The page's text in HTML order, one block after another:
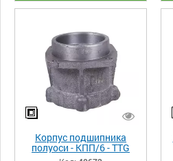
Корпус подшипника
полуоси - КПП/6 - TTG